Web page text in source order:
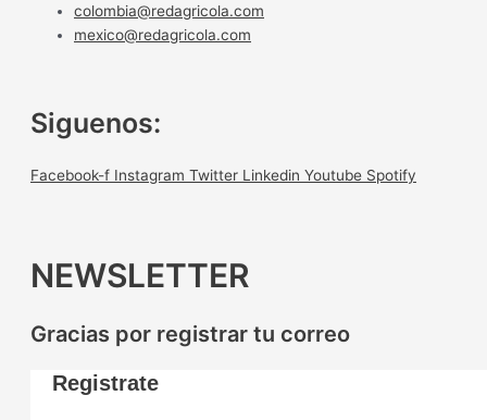
colombia@redagricola.com
mexico@redagricola.com
Siguenos:
Facebook-f Instagram Twitter Linkedin Youtube Spotify
NEWSLETTER
Gracias por registrar tu correo
Registrate